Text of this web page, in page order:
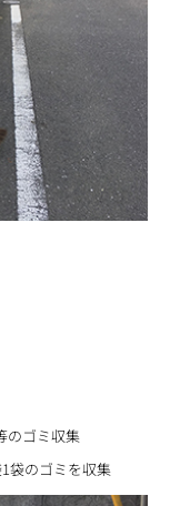
のゴミ収集
袋のゴミを収集